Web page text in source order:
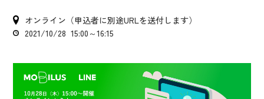
オンライン（申込者に別途URLを送付します）
2021/10/28 15:00～16:15